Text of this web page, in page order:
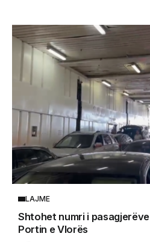
LAJME
Shtohet numri i
Portin e Vlorës